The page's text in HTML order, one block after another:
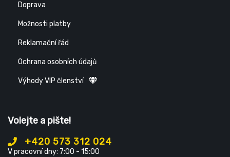
Doprava
Možnosti platby
Reklamační řád
Ochrana osobních údajů
Výhody VIP členství
Volejte a pište!
+420 573 312 024
V pracovní dny: 7:00 - 15:00